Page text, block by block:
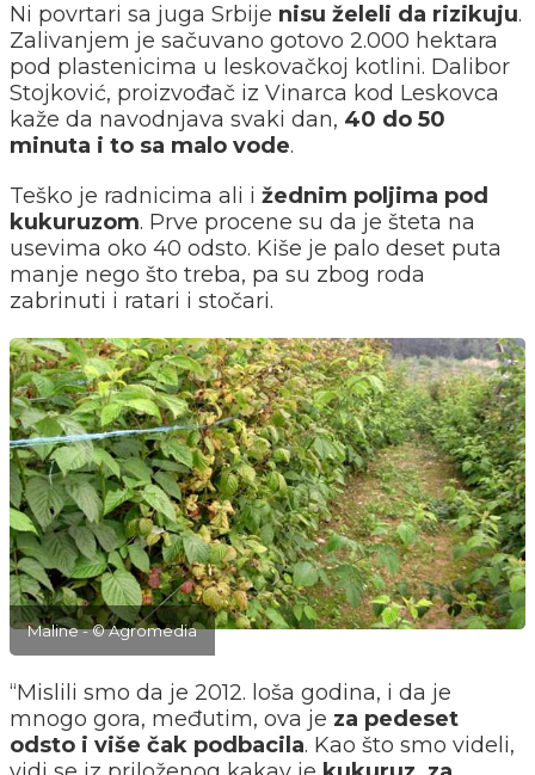
Ni povrtari sa juga Srbije nisu želeli da rizikuju.
Zalivanjem je sačuvano gotovo 2.000 hektara
pod plastenicima u leskovačkoj kotlini. Dalibor
Stojković, proizvođač iz Vinarca kod Leskovca
kaže da navodnjava svaki dan, 40 do 50
minuta i to sa malo vode.
Teško je radnicima ali i žednim poljima pod
kukuruzom. Prve procene su da je šteta na
usevima oko 40 odsto. Kiše je palo deset puta
manje nego što treba, pa su zbog roda
zabrinuti i ratari i stočari.
Maline - © Agromedia
“Mislili smo da je 2012. loša godina, i da je
mnogo gora, međutim, ova je za pedeset
odsto i više čak podbacila. Kao što smo videli,